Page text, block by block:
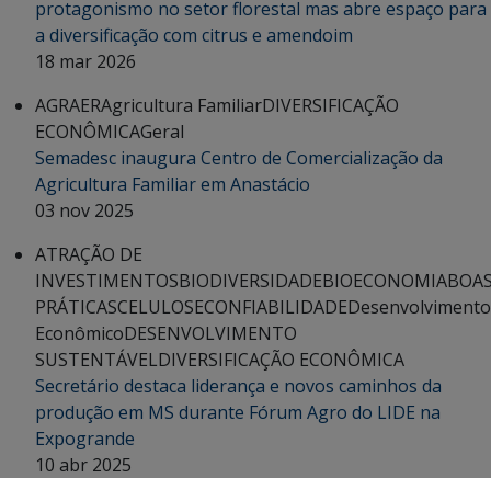
protagonismo no setor florestal mas abre espaço para
a diversificação com citrus e amendoim
18 mar 2026
AGRAERAgricultura FamiliarDIVERSIFICAÇÃO
ECONÔMICAGeral
Semadesc inaugura Centro de Comercialização da
Agricultura Familiar em Anastácio
03 nov 2025
ATRAÇÃO DE
INVESTIMENTOSBIODIVERSIDADEBIOECONOMIA
PRÁTICASCELULOSECONFIABILIDADEDesenvolvimento
EconômicoDESENVOLVIMENTO
SUSTENTÁVELDIVERSIFICAÇÃO ECONÔMICA
Secretário destaca liderança e novos caminhos da
produção em MS durante Fórum Agro do LIDE na
Expogrande
10 abr 2025